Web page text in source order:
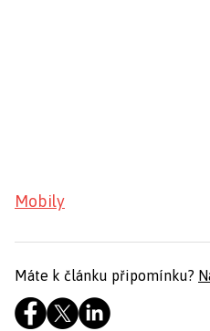
Mobily
Máte k článku připomínku?